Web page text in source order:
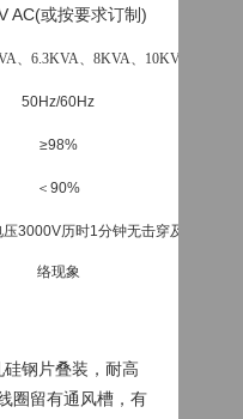
AC(或按要求订制)
、6.3KVA、8KVA、10KVA
50Hz/60Hz
≥98%
＜90%
压3000V历时1分钟无击穿及闪
络现象
钢片叠装，耐高
圈留有通风槽，有